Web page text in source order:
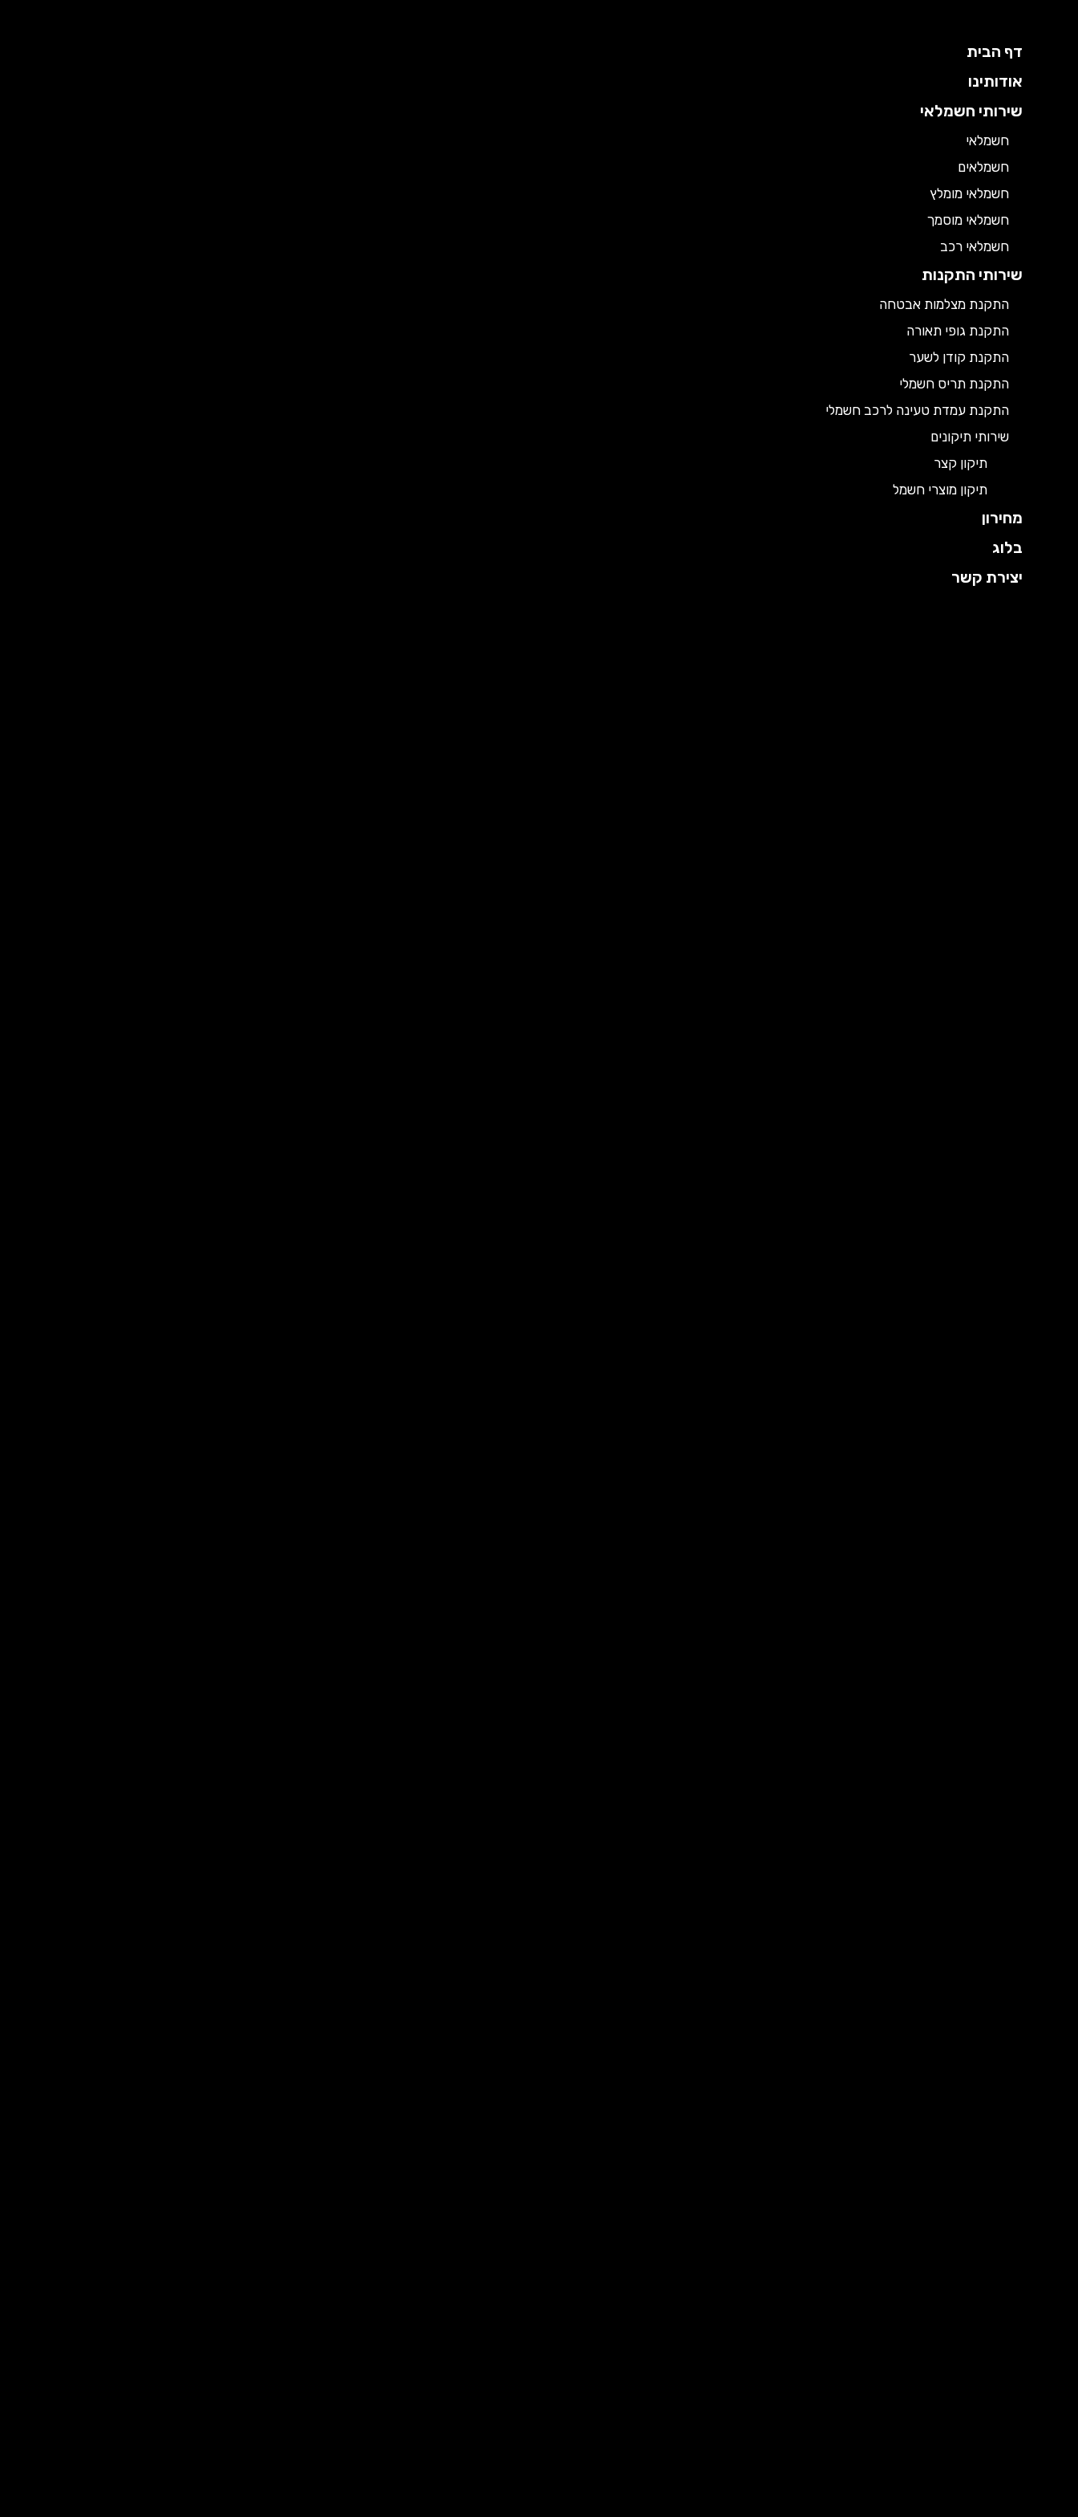
דף הבית
אודותינו
שירותי חשמלאי
חשמלאי
חשמלאים
חשמלאי מומלץ
חשמלאי מוסמך
חשמלאי רכב
שירותי התקנות
התקנת מצלמות אבטחה
התקנת גופי תאורה
התקנת קודן לשער
התקנת תריס חשמלי
התקנת עמדת טעינה לרכב חשמלי
שירותי תיקונים
תיקון קצר
תיקון מוצרי חשמל
מחירון
בלוג
יצירת קשר